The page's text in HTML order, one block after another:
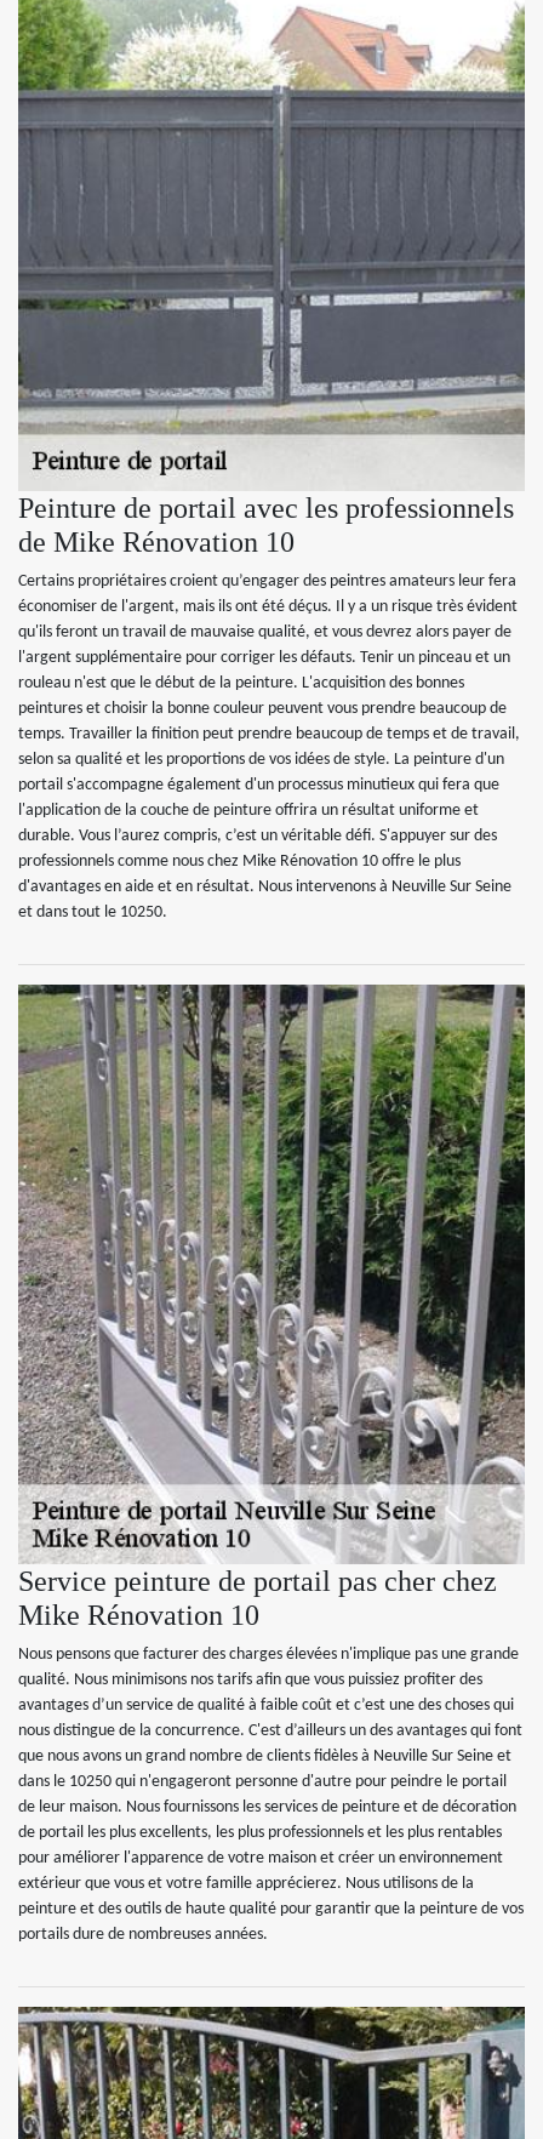
Peinture de portail avec les professionnels
de Mike Rénovation 10
Certains propriétaires croient qu’engager des peintres amateurs leur fera
économiser de l'argent, mais ils ont été déçus. Il y a un risque très évident
qu'ils feront un travail de mauvaise qualité, et vous devrez alors payer de
l'argent supplémentaire pour corriger les défauts. Tenir un pinceau et un
rouleau n'est que le début de la peinture. L'acquisition des bonnes
peintures et choisir la bonne couleur peuvent vous prendre beaucoup de
temps. Travailler la finition peut prendre beaucoup de temps et de travail,
selon sa qualité et les proportions de vos idées de style. La peinture d'un
portail s'accompagne également d'un processus minutieux qui fera que
l'application de la couche de peinture offrira un résultat uniforme et
durable. Vous l’aurez compris, c’est un véritable défi. S'appuyer sur des
professionnels comme nous chez Mike Rénovation 10 offre le plus
d'avantages en aide et en résultat. Nous intervenons à Neuville Sur Seine
et dans tout le 10250.
Service peinture de portail pas cher chez
Mike Rénovation 10
Nous pensons que facturer des charges élevées n'implique pas une grande
qualité. Nous minimisons nos tarifs afin que vous puissiez profiter des
avantages d’un service de qualité à faible coût et c’est une des choses qui
nous distingue de la concurrence. C'est d’ailleurs un des avantages qui font
que nous avons un grand nombre de clients fidèles à Neuville Sur Seine et
dans le 10250 qui n'engageront personne d'autre pour peindre le portail
de leur maison. Nous fournissons les services de peinture et de décoration
de portail les plus excellents, les plus professionnels et les plus rentables
pour améliorer l'apparence de votre maison et créer un environnement
extérieur que vous et votre famille apprécierez. Nous utilisons de la
peinture et des outils de haute qualité pour garantir que la peinture de vos
portails dure de nombreuses années.